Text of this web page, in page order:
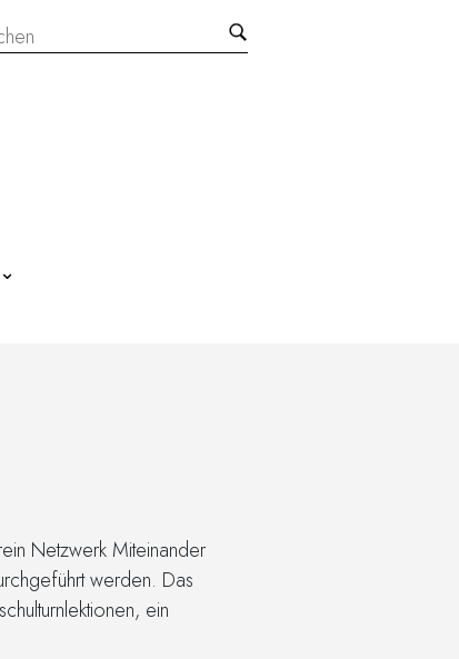
Netzwerk Miteinander
werden. Das
ein